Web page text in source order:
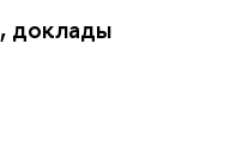
доклады